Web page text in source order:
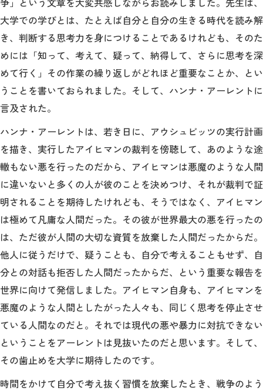
大学での学びとは、たとえば自分と自分の生きる時代を読み解
き、判断する思考力を身につけることであるけれども、そのた
めには「知って、考えて、疑って、納得して、さらに思考を深
めて行く」その作業の繰り返しがどれほど重要なことか、とい
うことを書いておられました。そして、ハンナ・アーレントに
言及された。
ハンナ・アーレントは、若き日に、アウシュビッツの実行計画
を描き、実行したアイヒマンの裁判を傍聴して、あのような途
轍もない悪を行ったのだから、アイヒマンは悪魔のような人間
に違いないと多くの人が彼のことを決めつけ、それが裁判で証
明されることを期待したけれども、そうではなく、アイヒマン
は極めて凡庸な人間だった。その彼が世界最大の悪を行ったの
は、ただ彼が人間の大切な資質を放棄した人間だったからだ。
他人に従うだけで、疑うことも、自分で考えることもせず、自
分との対話も拒否した人間だったからだ、という重要な報告を
世界に向けて発信しました。アイヒマン自身も、アイヒマンを
悪魔のような人間としたがった人々も、同じく思考を停止させ
ている人間なのだと。それでは現代の悪や暴力に対抗できない
ということをアーレントは見抜いたのだと思います。そして、
その歯止めを大学に期待したのです。
時間をかけて自分で考え抜く習慣を放棄したとき、戦争のよう